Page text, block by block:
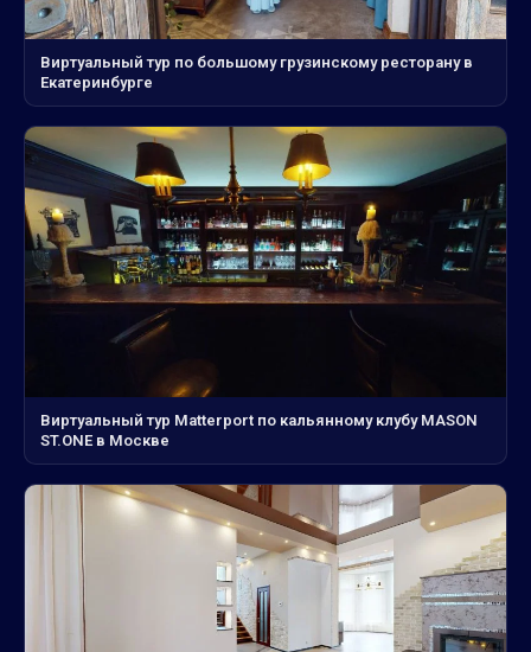
Виртуальный тур по большому грузинскому ресторану в
Екатеринбурге
Виртуальный тур Matterport по кальянному клубу MASON
ST.ONE в Москве